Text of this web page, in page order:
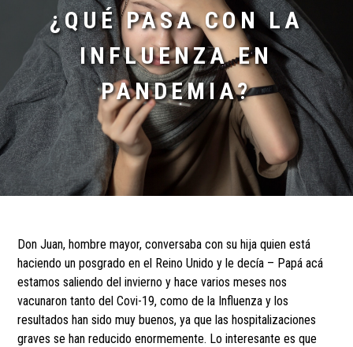
¿QUÉ PASA CON LA
INFLUENZA EN
PANDEMIA?
Don Juan, hombre mayor, conversaba con su hija quien está
haciendo un posgrado en el Reino Unido y le decía – Papá acá
estamos saliendo del invierno y hace varios meses nos
vacunaron tanto del Covi-19, como de la Influenza y los
resultados han sido muy buenos, ya que las hospitalizaciones
graves se han reducido enormemente. Lo interesante es que